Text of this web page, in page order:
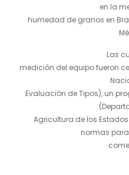
en la
humedad de granos en
Las
medición del equipo fueron
Evaluación de Tipos), un
Agricultura de los
normas